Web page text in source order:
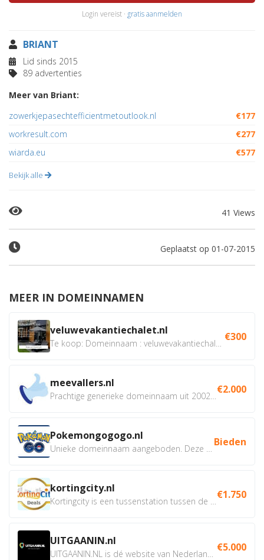
Login vereist · gratis aanmelden
BRIANT
Lid sinds 2015
89 advertenties
Meer van Briant:
zowerkjepasechtefficientmetoutlook.nl
€177
workresult.com
€277
wiarda.eu
€577
Bekijk alle
41 Views
Geplaatst op 01-07-2015
MEER IN DOMEINNAMEN
veluwevakantiechalet.nl €300
meevallers.nl €2.000
Pokemongogogo.nl Bieden
kortingcity.nl €1.750
UITGAANIN.nl €5.000